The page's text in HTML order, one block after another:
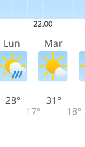
Lun Mar
28°
17°
31°
18°